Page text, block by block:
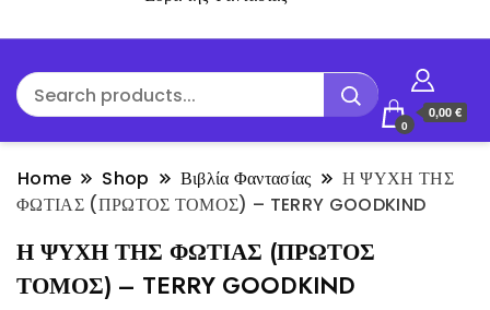
0
0,00 €
Home Shop Βιβλία Φαντασίας
Η ΨΥΧΗ ΤΗΣ
ΦΩΤΙΑΣ (ΠΡΩΤΟΣ ΤΟΜΟΣ) – TERRY GOODKIND
Η ΨΥΧΗ ΤΗΣ ΦΩΤΙΑΣ (ΠΡΩΤΟΣ
ΤΟΜΟΣ) – TERRY GOODKIND